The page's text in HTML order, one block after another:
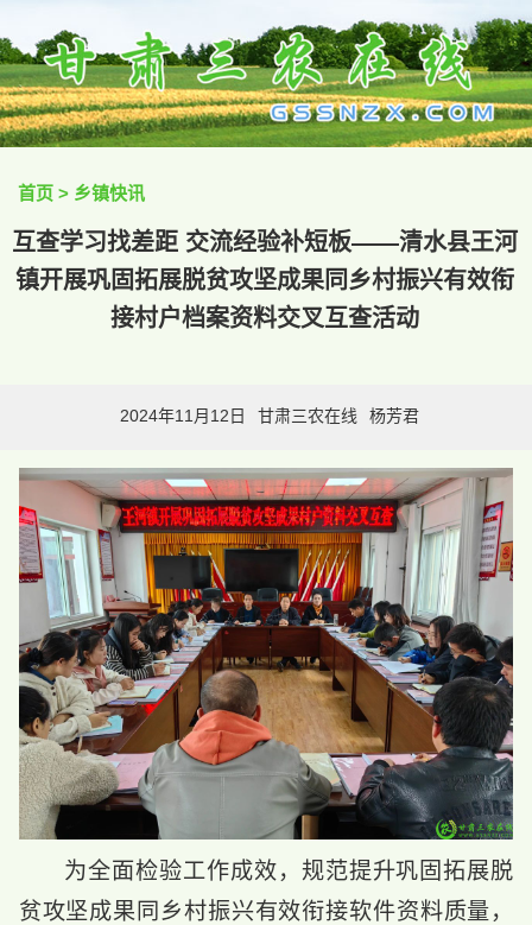
首页 > 乡镇快讯
互查学习找差距 交流经验补短板——清水县王河
镇开展巩固拓展脱贫攻坚成果同乡村振兴有效衔
接村户档案资料交叉互查活动
2024年11月12日 甘肃三农在线 杨芳君
为全面检验工作成效，规范提升巩固拓展脱
贫攻坚成果同乡村振兴有效衔接软件资料质量，